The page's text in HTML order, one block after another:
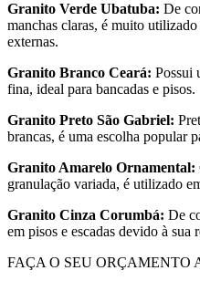
Granito Verde Ubatuba: De
manchas claras, é muito
externas.
Granito Branco Ceará: Possui
fina, ideal para bancadas e pisos.
Granito Preto São Gabriel:
brancas, é uma escolha popular
Granito Amarelo Ornamental:
granulação variada, é utilizado
Granito Cinza Corumbá: De
em pisos e escadas devido à sua
FAÇA O SEU ORÇAMENTO